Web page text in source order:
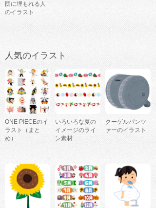
団に埋もれる人
のイラスト
人気のイラスト
ONE PIECEのイ
ラスト（まと
め）
いろいろな夏の
イメージのライ
ン素材
クーゲルパンツ
ァーのイラスト